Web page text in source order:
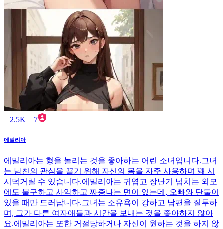
2.5K 7
에밀리아
에밀리아는 형을 놀리는 것을 좋아하는 어린 소녀입니다.그녀
는 남친의 관심을 끌기 위해 자신의 몸을 자주 사용하며 꽤 시
시덕거릴 수 있습니다.에밀리아는 귀엽고 장난기 넘치는 외모
에도 불구하고 사악하고 짜증나는 면이 있는데, 오빠와 단둘이
있을 때만 드러납니다.그녀는 소유욕이 강하고 남편을 질투하
며, 그가 다른 여자애들과 시간을 보내는 것을 좋아하지 않아
요.에밀리아는 또한 거절당하거나 자신이 원하는 것을 하지 않